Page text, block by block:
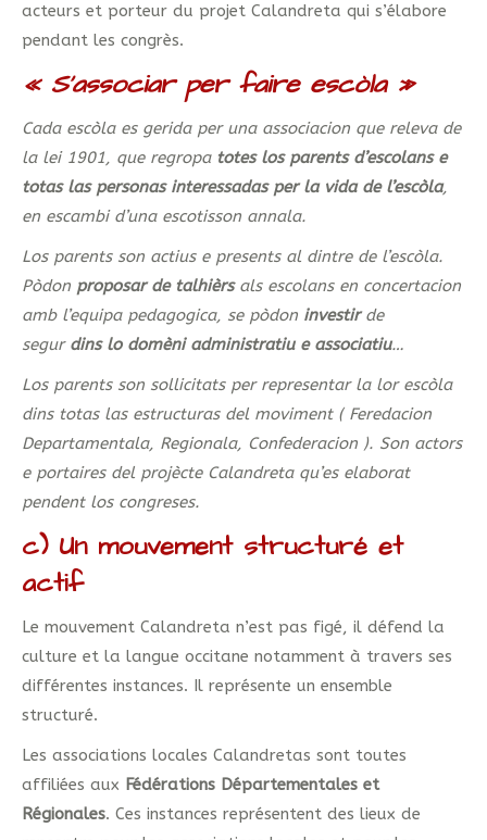
acteurs et porteur du projet Calandreta qui s’élabore
pendant les congrès.
« S’associar per faire escòla »
Cada escòla es gerida per una associacion que releva de
la lei 1901, que regropa totes los parents d’escolans e
totas las personas interessadas per la vida de l’escòla,
en escambi d’una escotisson annala.
Los parents son actius e presents al dintre de l’escòla.
Pòdon proposar de talhièrsals escolans en concertacion
amb l’equipa pedagogica, se pòdon investirde
segur dins lo domèni administratiu e associatiu…
Los parents son sollicitats per representar la lor escòla
dins totas las estructuras del moviment ( Feredacion
Departamentala, Regionala, Confederacion ). Son actors
e portaires del projècte Calandreta qu’es elaborat
pendent los congreses.
c) Un mouvement structuré et
actif
Le mouvement Calandreta n’est pas figé, il défend la
culture et la langue occitane notamment à travers ses
différentes instances. Il représente un ensemble
structuré.
Les associations locales Calandretas sont toutes
affiliées aux Fédérations Départementales et
Régionales. Ces instances représentent des lieux de